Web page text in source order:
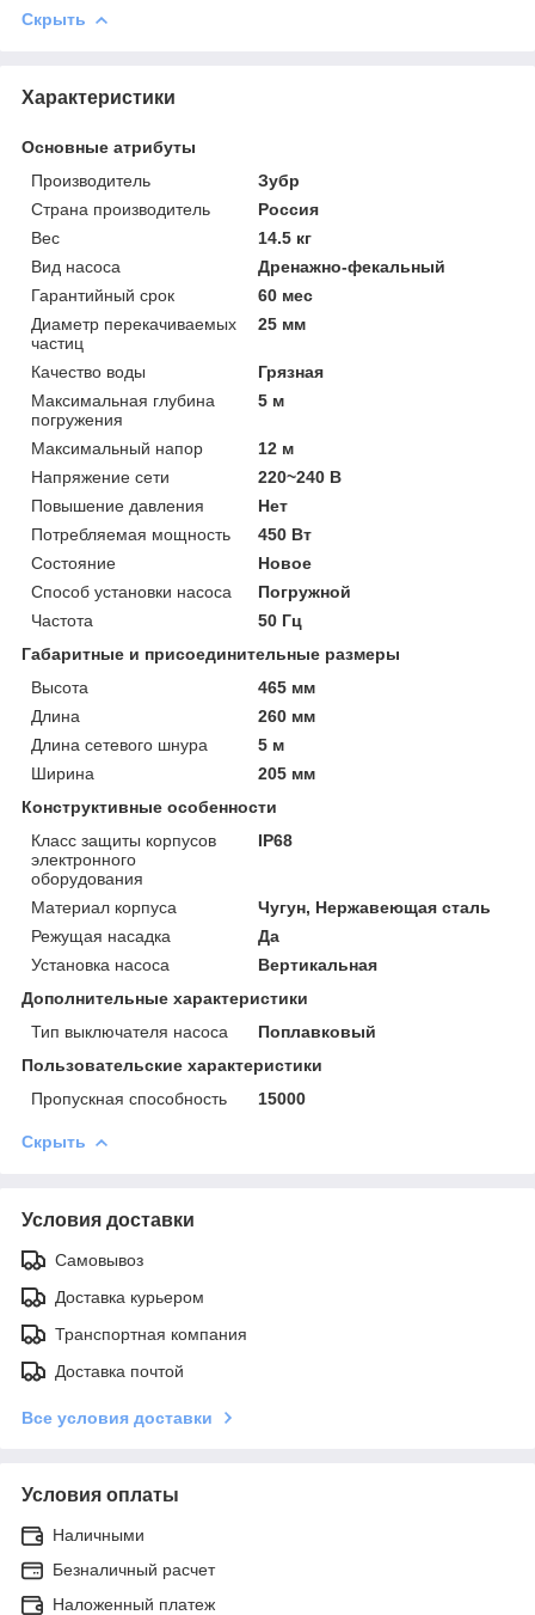
Скрыть
Характеристики
Основные атрибуты
Производитель
Зубр
Страна производитель
Россия
Вес
14.5 кг
Вид насоса
Дренажно-фекальный
Гарантийный срок
60 мес
Диаметр перекачиваемых
частиц
25 мм
Качество воды
Грязная
Максимальная глубина
погружения
5 м
Максимальный напор
12 м
Напряжение сети
220~240 В
Повышение давления
Нет
Потребляемая мощность
450 Вт
Состояние
Новое
Способ установки насоса
Погружной
Частота
50 Гц
Габаритные и присоединительные размеры
Высота
465 мм
Длина
260 мм
Длина сетевого шнура
5 м
Ширина
205 мм
Конструктивные особенности
Класс защиты корпусов
электронного
оборудования
IP68
Материал корпуса
Чугун, Нержавеющая сталь
Режущая насадка
Да
Установка насоса
Вертикальная
Дополнительные характеристики
Тип выключателя насоса
Поплавковый
Пользовательские характеристики
Пропускная способность
15000
Скрыть
Условия доставки
Самовывоз
Доставка курьером
Транспортная компания
Доставка почтой
Все условия доставки
Условия оплаты
Наличными
Безналичный расчет
Наложенный платеж